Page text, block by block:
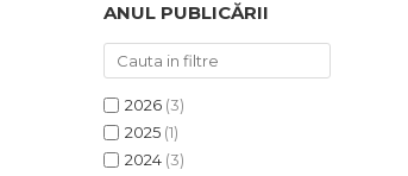
ANUL PUBLICĂRII
2026 (3)
2025 (1)
2024 (3)